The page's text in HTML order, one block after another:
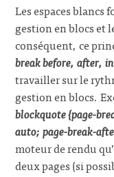
Les espaces blancs
gestion en blocs et
conséquent, ce
break before, after,
travailler sur le
gestion en blocs.
blockquote {page-
auto; page-break-
moteur de rendu
deux pages (si